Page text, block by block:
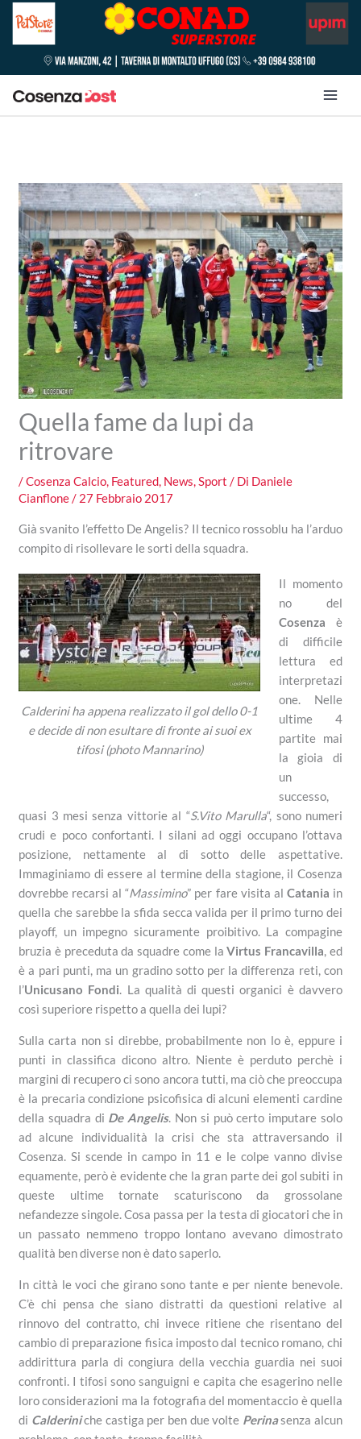
Quella fame da lupi da
ritrovare
/Cosenza Calcio, Featured, News,Sport / Di Daniele
Cianflone/ 27 Febbraio 2017
Già svanito l’effetto De Angelis? Il tecnico rossoblu ha l’arduo
compito di risollevare le sorti della squadra.
Calderini ha appena realizzato il gol dello 0-1
e decide di non esultare di fronte ai suoi ex
tifosi (photo Mannarino)
Il momento
no del
Cosenza è
di difficile
lettura ed
interpretazi
one. Nelle
ultime 4
partite mai
la gioia di
un
successo,
quasi 3 mesi senza vittorie al “S.Vito Marulla“, sono numeri
crudi e poco confortanti. I silani ad oggi occupano l’ottava
posizione, nettamente al di sotto delle aspettative.
Immaginiamo di essere al termine della stagione, il Cosenza
dovrebbe recarsi al “Massimino” per fare visita al Catania in
quella che sarebbe la sfida secca valida per il primo turno dei
playoff, un impegno sicuramente proibitivo. La compagine
bruzia è preceduta da squadre come laVirtus Francavilla, ed
è a pari punti, ma un gradino sotto per la differenza reti, con
l’Unicusano Fondi. La qualità di questi organici è davvero
così superiore rispetto a quella dei lupi?
Sulla carta non si direbbe, probabilmente non lo è, eppure i
punti in classifica dicono altro. Niente è perduto perchè i
margini di recupero ci sono ancora tutti, ma ciò che preoccupa
è la precaria condizione psicofisica di alcuni elementi cardine
della squadra di De Angelis. Non si può certo imputare solo
ad alcune individualità la crisi che sta attraversando il
Cosenza. Si scende in campo in 11 e le colpe vanno divise
equamente, però è evidente che la gran parte dei gol subiti in
queste ultime tornate scaturiscono da grossolane
nefandezze singole. Cosa passa per la testa di giocatori che in
un passato nemmeno troppo lontano avevano dimostrato
qualità ben diverse non è dato saperlo.
In città le voci che girano sono tante e per niente benevole.
C’è chi pensa che siano distratti da questioni relative al
rinnovo del contratto, chi invece ritiene che risentano del
cambio di preparazione fisica imposto dal tecnico romano, chi
addirittura parla di congiura della vecchia guardia nei suoi
confronti. I tifosi sono sanguigni e capita che esagerino nelle
loro considerazioni ma la fotografia del momentaccio è quella
di Calderiniche castiga per ben due volte Perinasenza alcun